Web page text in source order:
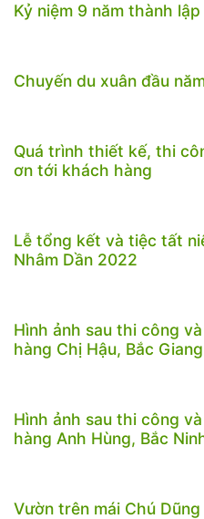
Kỷ niệm 9 năm thành
Chuyến du xuân đầu
Quá trình thiết kế, thi
ơn tới khách hàng
Lễ tổng kết và tiệc tất
Nhâm Dần 2022
Hình ảnh sau thi công
hàng Chị Hậu, Bắc Giang
Hình ảnh sau thi công
hàng Anh Hùng, Bắc
Vườn trên mái Chú